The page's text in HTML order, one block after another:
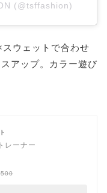
(@tsffashion)
ウェットで合わせ
アップ。カラー遊び
レーナー